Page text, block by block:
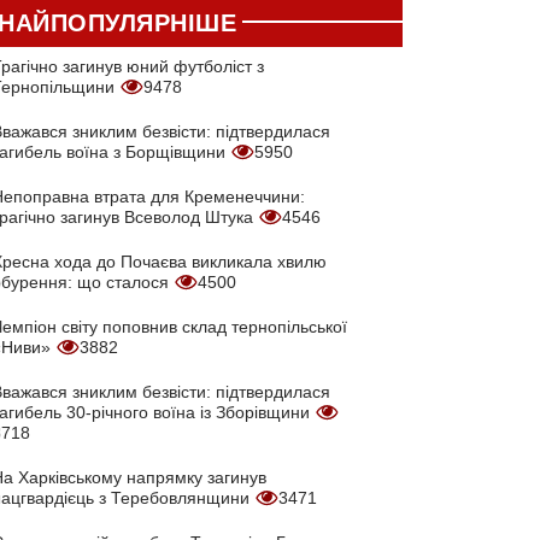
НАЙПОПУЛЯРНІШЕ
загинув юний футболіст з
9478
зниклим безвісти: підтвердилася
воїна з Борщівщини
5950
втрата для Кременеччини:
загинув Всеволод Штука
4546
хода до Почаєва викликала хвилю
що сталося
4500
світу поповнив склад тернопільської
3882
зниклим безвісти: підтвердилася
30-річного воїна із Зборівщини
Харківському напрямку загинув
з Теребовлянщини
3471